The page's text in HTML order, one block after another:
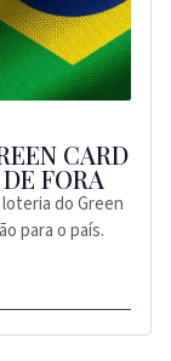
CARD
FORA
do Green
para o país.